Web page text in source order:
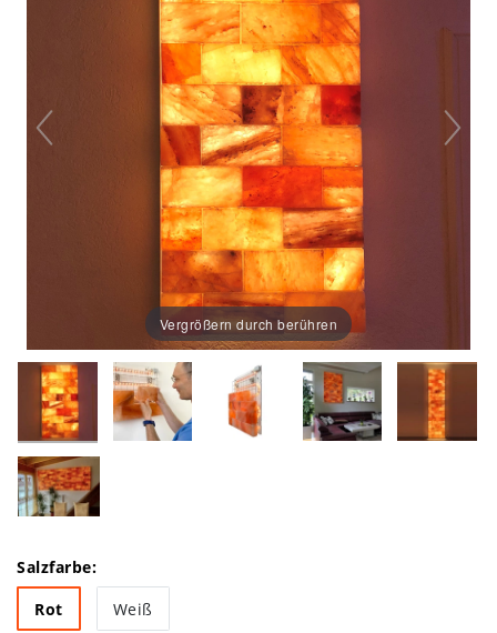
Vergrößern durch berühren
Salzfarbe:
Rot
Weiß